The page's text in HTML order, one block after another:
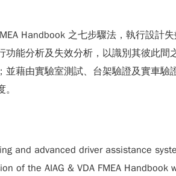
Handbook 之七步驟法，執行設計
能分析及失效分析，以識別其彼此
藉由實驗室測試、台架驗證及實車驗
and advanced driver assistance
of the AIAG & VDA FMEA Handbook